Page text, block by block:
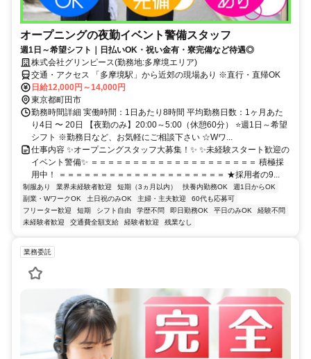
オープニングの夜勤イベント警備スタッフ
週1日～希望シフト｜日払いOK・祝い金有・寮完備など待遇◎
株式会社グリンピース(勤務地:多摩境エリア)
交通・アクセス 「多摩境駅」から近郊の現場あり ※直行・直帰OK
日給12,000円～14,000円
東京都町田市
勤務時間詳細 実働時間：1日あたり8時間 平均勤務日数：1ヶ月あた
り4日 〜 20日 【夜勤のみ】20:00～5:00（休憩60分） ⭐週1日～希望
シフト ※勤務日など、お気軽にご相談下さい ☆Wワ...
仕事内容 ✨オープニングスタッフ大募集！✨ ✨未経験スタート歓迎の
イベント警備✨ ＝＝＝＝＝＝＝＝＝＝＝＝＝＝＝＝＝＝＝＝ 積極採
用中！ ＝＝＝＝＝＝＝＝＝＝＝＝＝＝＝＝＝＝＝＝ ★採用者の9...
制服あり 業界未経験者歓迎 短期（3ヵ月以内） 扶養内勤務OK
週1日からOK
副業・WワークOK
土日祝のみOK 主婦・主夫歓迎
60代も応募可
フリーター歓迎
短期 シフト自由 学歴不問 即日勤務OK 平日のみOK
経験不問
未経験者歓迎
交通費全額支給 経験者歓迎 残業なし
業務委託